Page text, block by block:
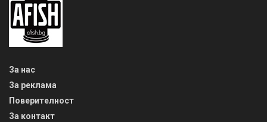
За нас
За реклама
Поверителност
За контакт